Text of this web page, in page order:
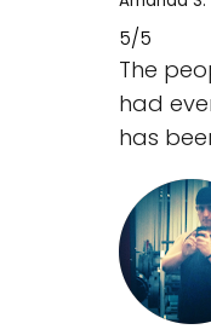
5/5
The
had
has